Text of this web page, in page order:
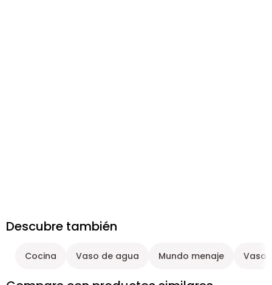
Descubre también
Cocina Vaso de agua Mundo menaje Vaso